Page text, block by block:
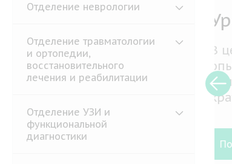
Отделение неврологии
Отделение травматологии
и ортопедии,
восстановительного
лечения и реабилитации
Отделение УЗИ и
функциональной
диагностики